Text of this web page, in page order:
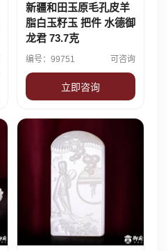
新疆和田玉原毛孔皮羊
脂白玉籽玉 把件 水德御
龙君 73.7克
编号：99751 可咨询
立即咨询